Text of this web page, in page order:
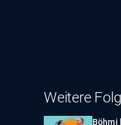
Weitere
Böhmi